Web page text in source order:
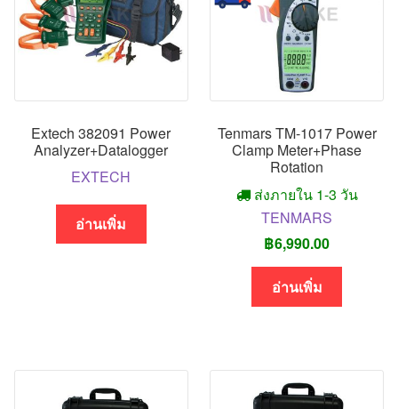
Extech 382091 Power
Analyzer+Datalogger
EXTECH
อ่านเพิ่ม
Tenmars TM-1017 Power
Clamp Meter+Phase
Rotation
ส่งภายใน 1-3 วัน
TENMARS
฿6,990.00
อ่านเพิ่ม